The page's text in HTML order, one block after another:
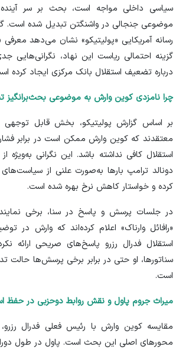
سیاسی داخلی مواجه است، بحث بر سر آینده
موضوعی جنجالی در واشنگتن تبدیل شده است.
رسانه آمریکایی «پولیتیکو» نشان می‌دهد
گزینه احتمالی ریاست این نهاد، نگرانی‌هایی
درباره تضعیف استقلال بانک مرکزی ایجاد کرده
چرا نامزدی کوین وارش به موضوعی
بر اساس گزارش پولیتیکو، بخش قابل توجهی
معتقدند که کوین وارش ممکن است در برابر
استقلال کافی نداشته باشد. این نگرانی به‌ویژه
دونالد ترامپ بار‌ها به‌صورت علنی از سیاست‌های
کرده و خواستار کاهش نرخ بهره شده است.
در جلسات پرسش و پاسخ در سنا، برخی
«رافائل وارناک» اعلام کرده‌اند که وارش در
استقلال فدرال رزرو پاسخ‌های صریحی ارائه
سناتورها، او حتی در برابر برخی پرسش‌ها حالت
است.
میراث جروم پاول و نقش روابط دوحزبی در حفظ
مقایسه کوین وارش با رئیس فعلی فدرال
محور‌های اصلی این بحث است. پاول در طول